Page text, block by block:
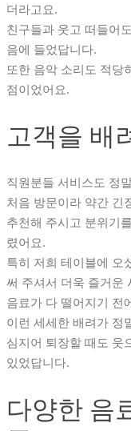
더라고요.
친구들과 웃고 떠들어
음에 들었답니다.
또한 음악 소리도 적당
점이었어요.
고객을 배
직원분들 서비스도 정
처음 방문이라 약간 긴
추천해 주시고 분위기
렸어요.
특히 저희 테이블에 오
써 주셔서 더욱 즐거운
음료가 다 떨어지기 전
이런 세세한 배려가 정
심지어 퇴장할 때도 웃
있었답니다.
다양한 음